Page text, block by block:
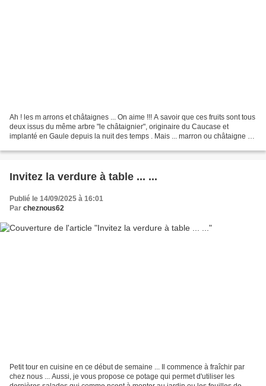
Ah ! les m arrons et châtaignes ... On aime !!! A savoir que ces fruits sont tous
deux issus du même arbre "le châtaignier", originaire du Caucase et
implanté en Gaule depuis la nuit des temps . Mais ... marron ou châtaigne ?
Invitez la verdure à table ... ...
Publié le 14/09/2025 à 16:01
Par cheznous62
Petit tour en cuisine en ce début de semaine ... Il commence à fraîchir par
chez nous ... Aussi, je vous propose ce potage qui permet d'utiliser les